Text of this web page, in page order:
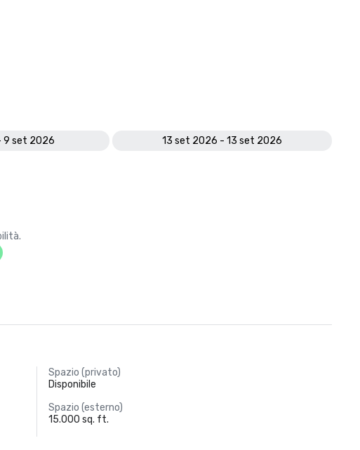
9 set 2026
13 set 2026 - 13 set 2026
Spazio (privato)
Disponibile
Spazio (esterno)
15.000 sq. ft.